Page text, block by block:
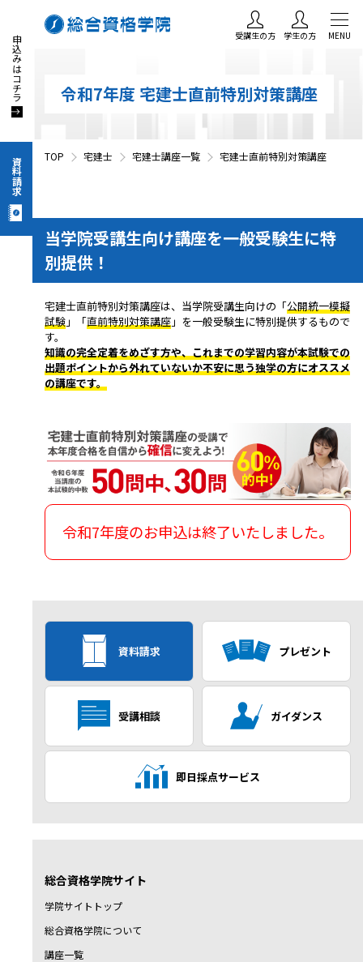
お申込みはコチラ
資料請求
受講生の方 学生の方 MENU
令和7年度 宅建士直前特別対策講座
TOP 宅建士 宅建士講座一覧 宅建士直前特別対策講座
当学院受講生向け講座を一般受験生に特
別提供！
宅建士直前特別対策講座は、当学院受講生向けの「公開統一模擬
試験 」「直前特別対策講座 」を一般受験生に特別提供するもので
す。
知識の完全定着をめざす方や、これまでの学習内容が本試験での
出題ポイントから外れていないか不安に思う独学の方にオススメ
の講座です。
令和7年度のお申込は終了いたしました。
資料請求 プレゼント
受講相談 ガイダンス
即日採点サービス
総合資格学院サイト
学院サイトトップ
総合資格学院について
講座一覧